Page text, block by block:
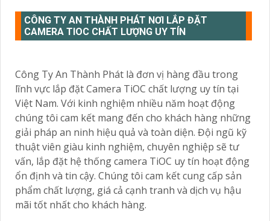
CÔNG TY AN THÀNH PHÁT NƠI LẮP ĐẶT
CAMERA TIOC CHẤT LƯỢNG UY TÍN
Công Ty An Thành Phát là đơn vị hàng đầu trong
lĩnh vực lắp đặt Camera TiOC chất lượng uy tín tại
Việt Nam. Với kinh nghiệm nhiều năm hoạt động
chúng tôi cam kết mang đến cho khách hàng những
giải pháp an ninh hiệu quả và toàn diện. Đội ngũ kỹ
thuật viên giàu kinh nghiệm, chuyên nghiệp sẽ tư
vấn, lắp đặt hệ thống camera TiOC uy tín hoạt động
ổn định và tin cậy. Chúng tôi cam kết cung cấp sản
phẩm chất lượng, giá cả cạnh tranh và dịch vụ hậu
mãi tốt nhất cho khách hàng.